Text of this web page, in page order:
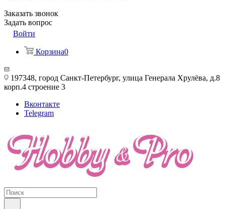
Заказать звонок
Задать вопрос
Войти
Корзина0
197348, город Санкт-Петербург, улица Генерала Хрулёва, д.8
корп.4 строение 3
Вконтакте
Telegram